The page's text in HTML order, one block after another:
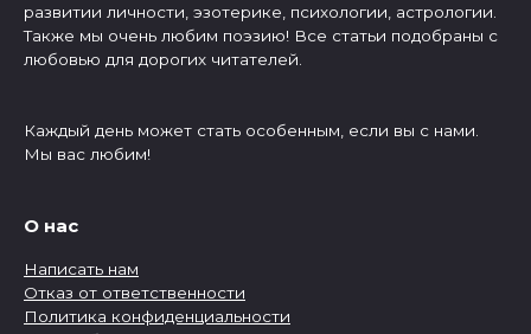
развитии личности, эзотерике, психологии, астрологии.
Также мы очень любим поэзию! Все статьи подобраны с
любовью для дорогих читателей.
Каждый день может стать особенным, если вы с нами.
Мы вас любим!
О нас
Написать нам
Отказ от ответственности
Политика конфиденциальности